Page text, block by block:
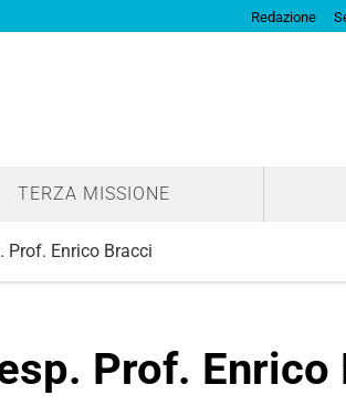
Redazione
TERZA MISSIONE
Prof. Enrico Bracci
Prof. Enrico